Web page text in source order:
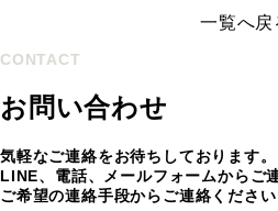
一覧へ戻
CONTACT
お問い合わせ
気軽なご連絡をお待ちしております。
LINE、電話、メールフォームからご
ご希望の連絡手段からご連絡ください